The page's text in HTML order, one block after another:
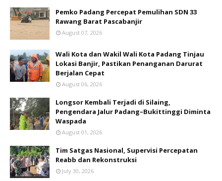
Pemko Padang Percepat Pemulihan SDN 33
Rawang Barat Pascabanjir
August 07, 2026
Wali Kota dan Wakil Wali Kota Padang Tinjau
Lokasi Banjir, Pastikan Penanganan Darurat
Berjalan Cepat
August 06, 2026
Longsor Kembali Terjadi di Silaing,
Pengendara Jalur Padang–Bukittinggi Diminta
Waspada
August 01, 2026
Tim Satgas Nasional, Supervisi Percepatan
Reabb dan Rekonstruksi
July 30, 2026